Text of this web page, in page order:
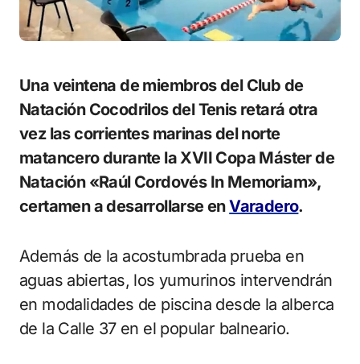
Una veintena de miembros del Club de
Natación Cocodrilos del Tenis retará otra
vez las corrientes marinas del norte
matancero durante la XVII Copa Máster de
Natación «Raúl Cordovés In Memoriam»,
certamen a desarrollarse enVaradero.
Además de la acostumbrada prueba en
aguas abiertas, los yumurinos intervendrán
en modalidades de piscina desde la alberca
de la Calle 37 en el popular balneario.